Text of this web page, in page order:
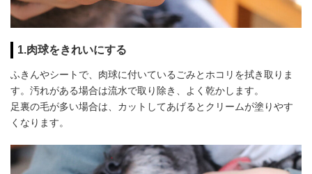
1.肉球をきれいにする
ふきんやシートで、肉球に付いているごみとホコリを拭き取りま
す。汚れがある場合は流水で取り除き、よく乾かします。
足裏の毛が多い場合は、カットしてあげるとクリームが塗りやす
くなります。